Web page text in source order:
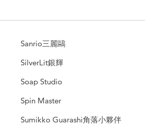
Sanrio三麗鷗
SilverLit銀輝
Soap Studio
Spin Master
Sumikko Guarashi角落小夥伴